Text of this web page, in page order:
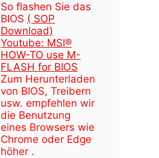
So flashen Sie das
BIOS ( SOP
Download)
Youtube: MSI®
HOW-TO use M-
FLASH for BIOS
Zum Herunterladen
von BIOS, Treibern
usw. empfehlen wir
die Benutzung
eines Browsers wie
Chrome oder Edge
höher .